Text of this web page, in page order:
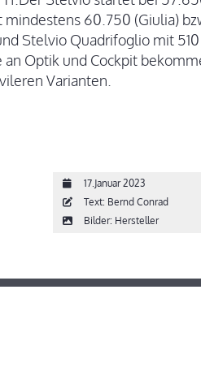
60.750 (Giulia)
Stelvio Quadrifoglio mit
Optik und Cockpit
Varianten.
17.Januar 2023
Text: Bernd Conrad
Bilder: Hersteller